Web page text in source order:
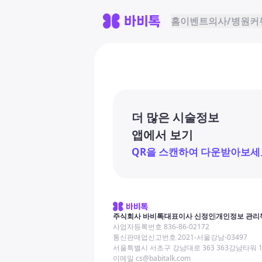
홈이벤트의사/병원커
더 많은 시술정보
앱에서 보기
QR을 스캔하여 다운받아보세
주식회사 바비톡대표이사 신정인개인정보 관리
사업자등록번호 836-86-02172
통신판매업신고번호 2021-서울강남-03497
서울특별시 서초구 강남대로 363 363강남타워
이메일 cs@babitalk.com